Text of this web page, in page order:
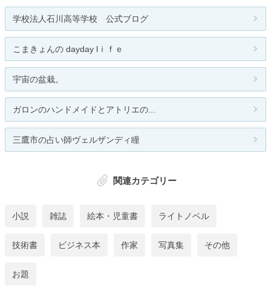
学校法人石川高等学校 公式ブログ
こまきょんの dayday lｉｆｅ
宇宙の盆栽。
ガロンのハンドメイドとアトリエの...
三鷹市の占い師ヴェルザンディ瞳
関連カテゴリー
小説 雑誌 絵本・児童書 ライトノベル
技術書 ビジネス本 作家 写真集 その他
お題